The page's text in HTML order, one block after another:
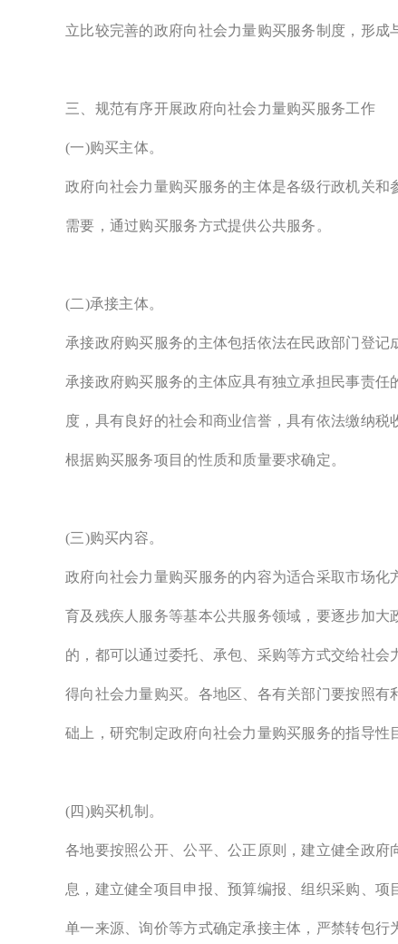
立比较完善的政府向社会力量购买服务制度，形
三、规范有序开展政府向社会力量购买服务工作
(一)购买主体。
政府向社会力量购买服务的主体是各级行政机关
需要，通过购买服务方式提供公共服务。
(二)承接主体。
承接政府购买服务的主体包括依法在民政部门登
承接政府购买服务的主体应具有独立承担民事责
度，具有良好的社会和商业信誉，具有依法缴纳
根据购买服务项目的性质和质量要求确定。
(三)购买内容。
政府向社会力量购买服务的内容为适合采取市场
育及残疾人服务等基本公共服务领域，要逐步加
的，都可以通过委托、承包、采购等方式交给社
得向社会力量购买。各地区、各有关部门要按照
础上，研究制定政府向社会力量购买服务的指导性
(四)购买机制。
各地要按照公开、公平、公正原则，建立健全政
息，建立健全项目申报、预算编报、组织采购、
单一来源、询价等方式确定承接主体，严禁转包